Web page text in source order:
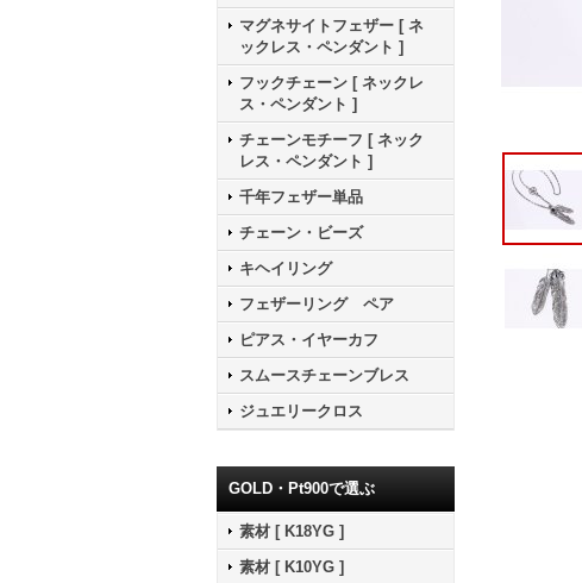
マグネサイトフェザー [ ネ
ックレス・ペンダント ]
フックチェーン [ ネックレ
ス・ペンダント ]
チェーンモチーフ [ ネック
レス・ペンダント ]
千年フェザー単品
チェーン・ビーズ
キヘイリング
フェザーリング ペア
ピアス・イヤーカフ
スムースチェーンブレス
ジュエリークロス
GOLD・Pt900で選ぶ
素材 [ K18YG ]
素材 [ K10YG ]